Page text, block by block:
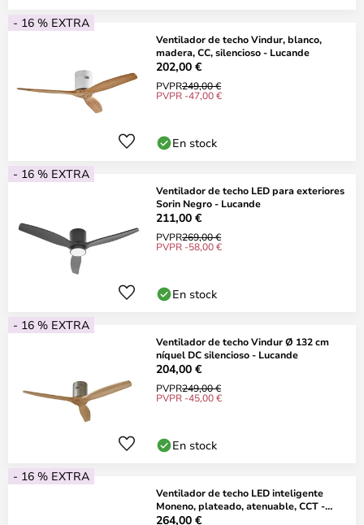
- 16 % EXTRA
Ventilador de techo Vindur, blanco,
madera, CC, silencioso - Lucande
202,00 €
PVPR249,00 €
PVPR -47,00 €
En stock
- 16 % EXTRA
Ventilador de techo LED para exteriores
Sorin Negro - Lucande
211,00 €
PVPR269,00 €
PVPR -58,00 €
En stock
- 16 % EXTRA
Ventilador de techo Vindur Ø 132 cm
níquel DC silencioso - Lucande
204,00 €
PVPR249,00 €
PVPR -45,00 €
En stock
- 16 % EXTRA
Ventilador de techo LED inteligente
Moneno, plateado, atenuable, CCT -
Lucande
264,00 €